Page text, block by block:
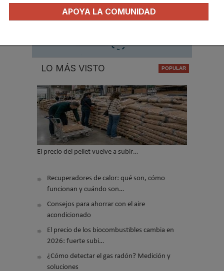
No soy un robot
LO MÁS VISTO
El precio del pellet vuelve a subir…
Recuperadores de calor: qué son, cómo
funcionan y cuándo son…
Consejos para ahorrar con el aire
acondicionado
El precio de los biocombustibles cambia en
2026: fuerte subi…
¿Cómo detectar el gas radón? Medición y
soluciones
APOYA LA COMUNIDAD